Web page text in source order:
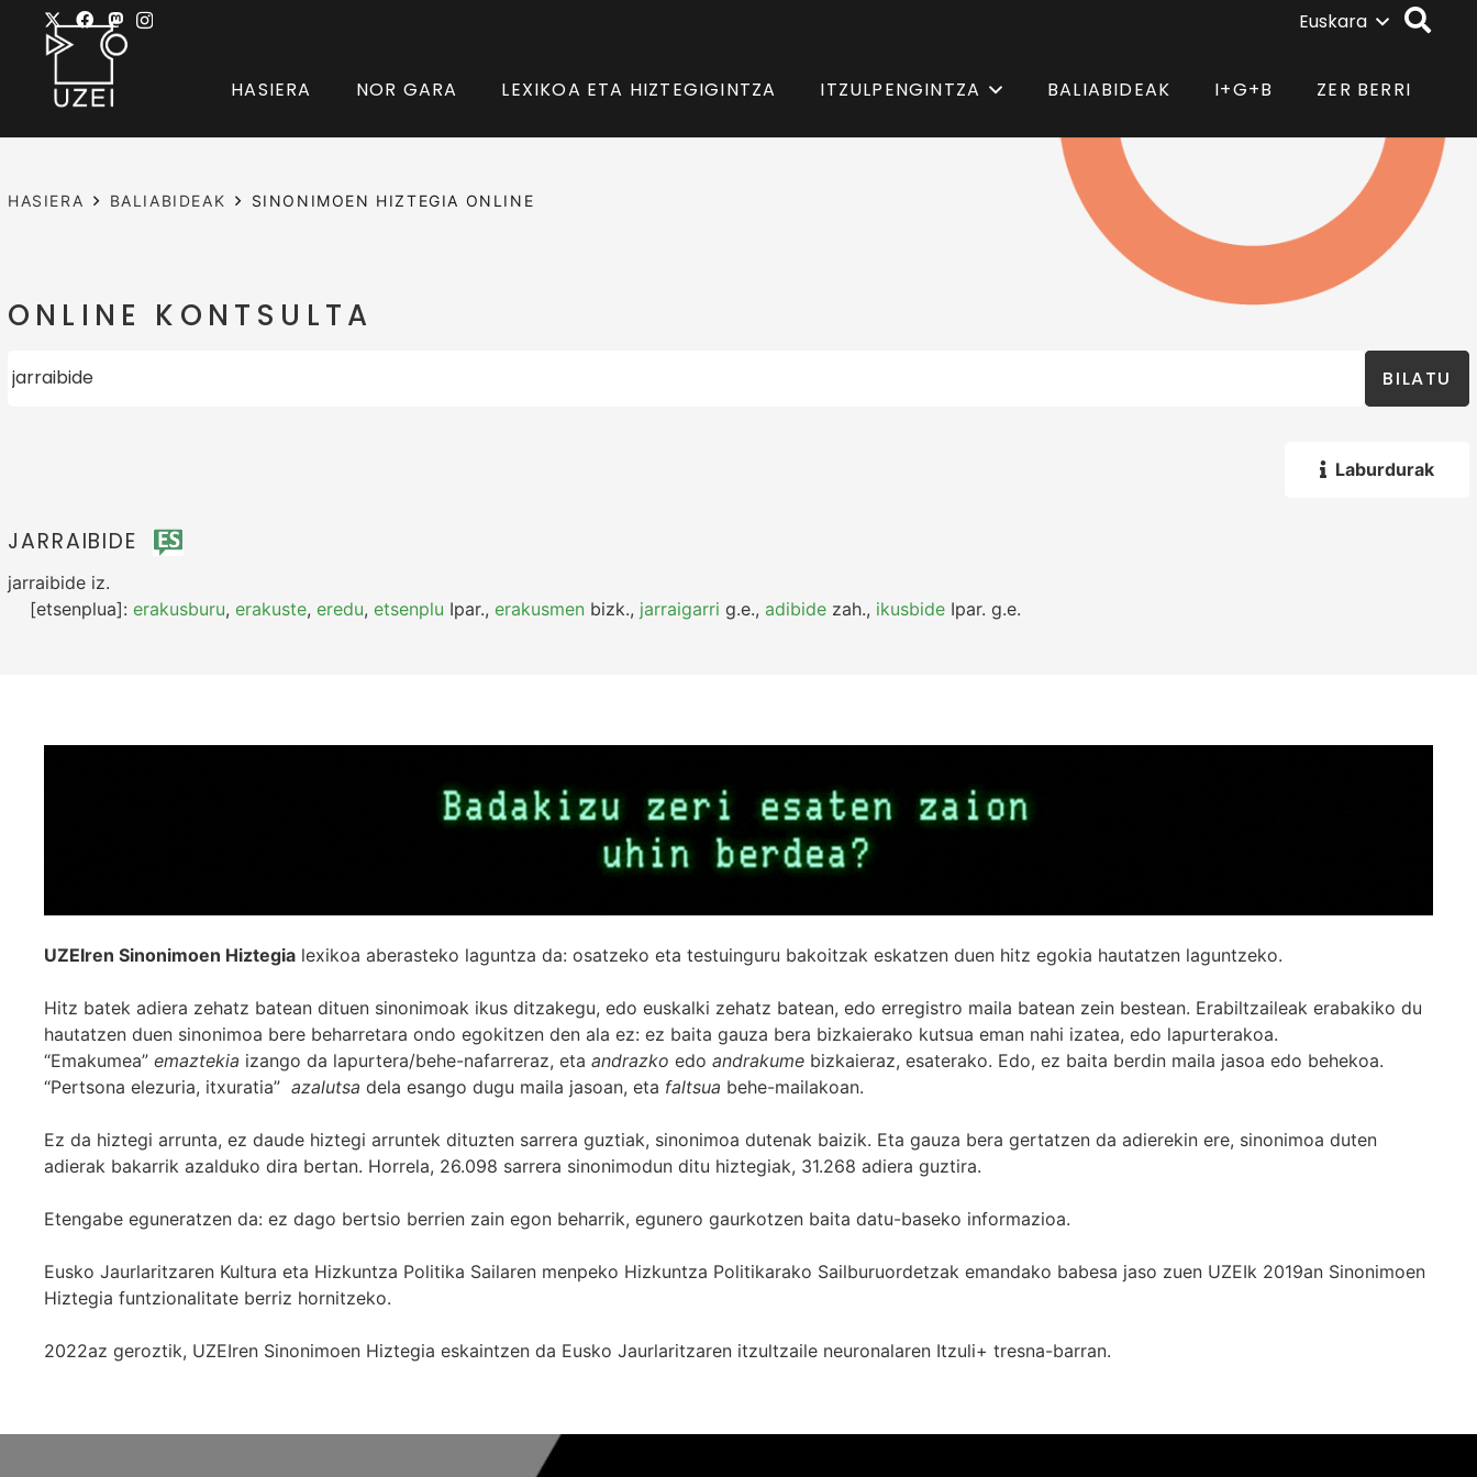
Euskara
HASIERA NOR GARA LEXIKOA ETA HIZTEGIGINTZA ITZULPENGINTZA BALIABIDEAK I+G+B ZER BERRI
HASIERA BALIABIDEAK SINONIMOEN HIZTEGIA ONLINE
ONLINE KONTSULTA
BILATU
Laburdurak
JARRAIBIDE
jarraibide iz.
[etsenplua]: erakusburu, erakuste, eredu, etsenplu Ipar., erakusmen bizk., jarraigarri g.e., adibide zah., ikusbide Ipar. g.e.
UZEIren Sinonimoen Hiztegia lexikoa aberasteko laguntza da: osatzeko eta testuinguru bakoitzak eskatzen duen hitz egokia hautatzen laguntzeko.
Hitz batek adiera zehatz batean dituen sinonimoak ikus ditzakegu, edo euskalki zehatz batean, edo erregistro maila batean zein bestean. Erabiltzaileak erabakiko du
hautatzen duen sinonimoa bere beharretara ondo egokitzen den ala ez: ez baita gauza bera bizkaierako kutsua eman nahi izatea, edo lapurterakoa.
“Emakumea” emaztekia izango da lapurtera/behe-nafarreraz, eta andrazko edo andrakume bizkaieraz, esaterako. Edo, ez baita berdin maila jasoa edo behekoa.
“Pertsona elezuria, itxuratia” azalutsa dela esango dugu maila jasoan, eta faltsua behe-mailakoan.
Ez da hiztegi arrunta, ez daude hiztegi arruntek dituzten sarrera guztiak, sinonimoa dutenak baizik. Eta gauza bera gertatzen da adierekin ere, sinonimoa duten
adierak bakarrik azalduko dira bertan. Horrela, 26.098 sarrera sinonimodun ditu hiztegiak, 31.268 adiera guztira.
Etengabe eguneratzen da: ez dago bertsio berrien zain egon beharrik, egunero gaurkotzen baita datu-baseko informazioa.
Eusko Jaurlaritzaren Kultura eta Hizkuntza Politika Sailaren menpeko Hizkuntza Politikarako Sailburuordetzak emandako babesa jaso zuen UZEIk 2019an Sinonimoen
Hiztegia funtzionalitate berriz hornitzeko.
2022az geroztik, UZEIren Sinonimoen Hiztegia eskaintzen da Eusko Jaurlaritzaren itzultzaile neuronalaren Itzuli+ tresna-barran.